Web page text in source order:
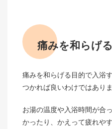
痛みを和らげ
痛みを和らげる目的で入浴
つかれば良いわけではありま
お湯の温度や入浴時間が合
かったり、かえって疲れや